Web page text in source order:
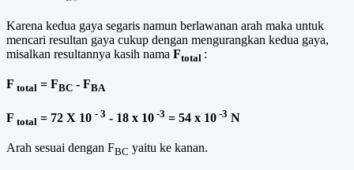
Karena kedua gaya segaris namun berlawanan arah maka untuk
mencari resultan gaya cukup dengan mengurangkan kedua gaya,
misalkan resultannya kasih nama Ftotal :
F total = FBC - FBA
F total = 72 X 10 - 3 - 18 x 10 -3 = 54 x 10 -3 N
Arah sesuai dengan FBC yaitu ke kanan.